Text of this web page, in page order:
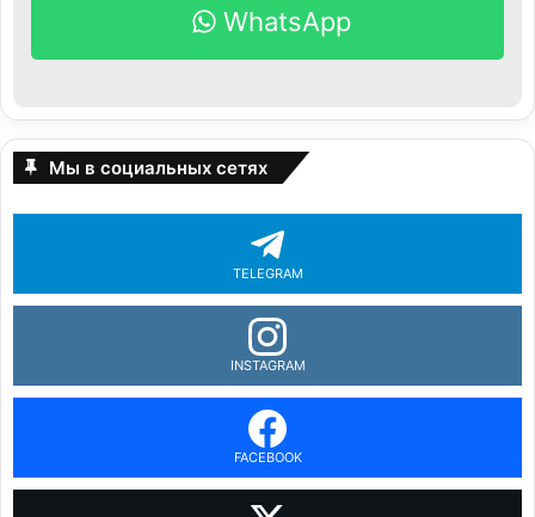
WhatsApp
Мы в социальных сетях
TELEGRAM
INSTAGRAM
FACEBOOK